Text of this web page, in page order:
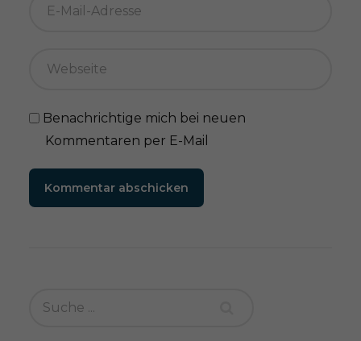
Benachrichtige mich bei neuen
Kommentaren per E-Mail
Kommentar abschicken